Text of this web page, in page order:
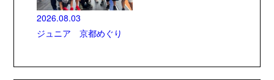
2026.08.03
ジュニア 京都めぐり